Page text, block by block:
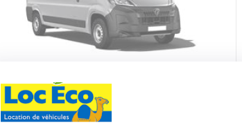
Peugeot Boxer
3 CU : 1.4t L : 2.8 m